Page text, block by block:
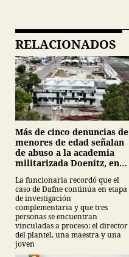
RELACIONADOS
Más de cinco denuncias de
menores de edad señalan
de abuso a la academia
militarizada Doenitz, en
La funcionaria recordó que el
caso de Dafne continúa en etapa
de investigación
complementaria y que tres
personas se encuentran
vinculadas a proceso: el director
del plantel, una maestra y una
joven